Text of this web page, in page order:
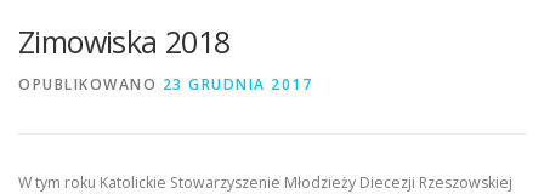
Zimowiska 2018
OPUBLIKOWANO 23 GRUDNIA 2017
W tym roku Katolickie Stowarzyszenie Młodzieży Diecezji Rzeszowskiej